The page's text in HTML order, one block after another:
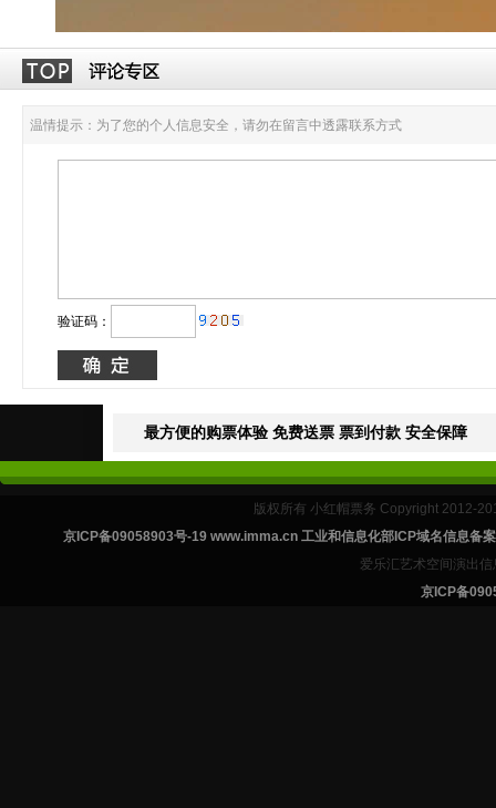
温情提示：为了您的个人信息安全，请勿在留言中透露联系方式
验证码：
最方便的购票体验 免费送票 票到付款 安全保障
版权所有 小红帽票务 Copyright 2012-
京ICP备09058903号-19 www.imma.cn 工业和信息化部ICP域名信息备
爱乐汇艺术空间演出
京ICP备